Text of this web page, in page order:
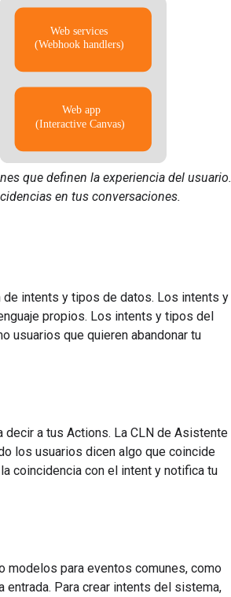
que definen la experiencia del usuario.
en tus conversaciones.
de intents y tipos de datos. Los intents y
propios. Los intents y tipos del
usuarios que quieren abandonar tu
a tus Actions. La CLN de Asistente
los usuarios dicen algo que coincide
coincidencia con el intent y notifica tu
modelos para eventos comunes, como
entrada. Para crear intents del sistema,